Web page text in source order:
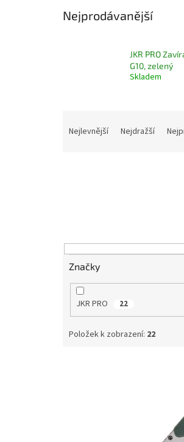
Nejprodávanější
JKR PRO
G10, zelený
Skladem
u
Nejlevnější Nejdražší
Značky
JKR PRO 22
Položek k zobrazení: 22